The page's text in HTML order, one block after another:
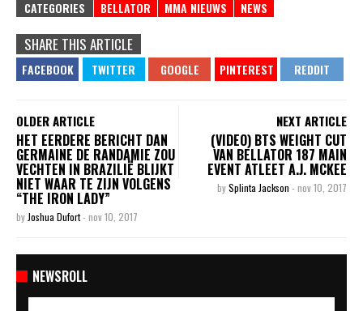
CATEGORIES BELLATOR MMA NIEUWS NEWS
SHARE THIS ARTICLE
OLDER ARTICLE
HET EERDERE BERICHT DAN
GERMAINE DE RANDAMIE ZOU
VECHTEN IN BRAZILIË BLIJKT
NIET WAAR TE ZIJN VOLGENS
“THE IRON LADY”
by Joshua Dufort- nov 10, 2017
NEXT ARTICLE
(VIDEO) BTS WEIGHT CUT
VAN BELLATOR 187 MAIN
EVENT ATLEET A.J. MCKEE
bySplinta Jackson - nov 10, 2017
NEWSROLL